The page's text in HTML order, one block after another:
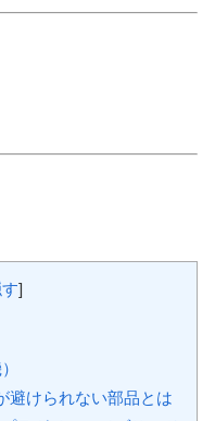
]
避けられない部品とは